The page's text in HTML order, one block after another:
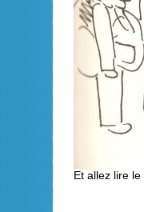
Et allez lire